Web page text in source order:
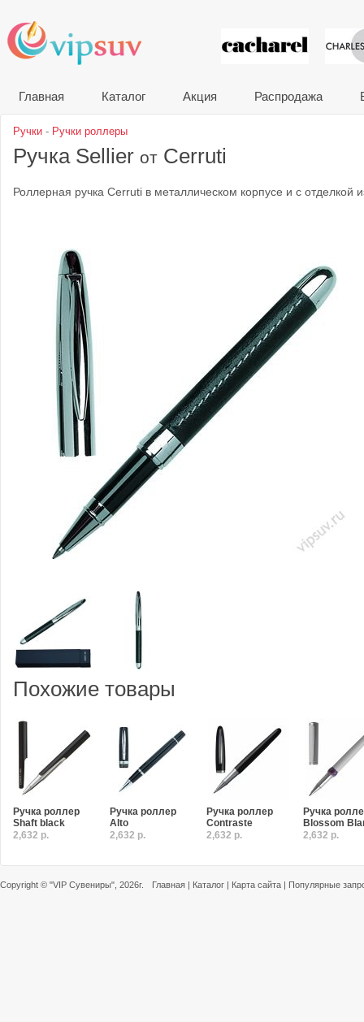
VIP
Главная Каталог Акция Распродажа
Ручки - Ручки роллеры
Ручка Sellier от Cerruti
Роллерная ручка Cerruti в металлическом корпусе и с отделкой
Похожие товары
Ручка роллер
Shaft black
2,632 р.
Ручка роллер
Alto
2,632 р.
Ручка роллер
Contraste
2,632 р.
Ручка
Blossom
2,632 р.
Copyright © "VIP Сувениры" , 2026г. Главная | Каталог | Карта сайта | Популярные